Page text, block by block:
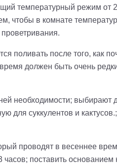
температурный режим от
чтобы в комнате
поливать после того, как
должен быть очень
необходимости;
для суккулентов и
проводят в весеннее
часов; поставить